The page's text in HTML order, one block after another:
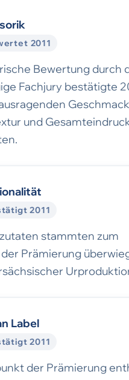
2011
Bewertung durch
Fachjury bestätigte
und
2011
stammten zum
Prämierung
Label
2011
der Prämierung